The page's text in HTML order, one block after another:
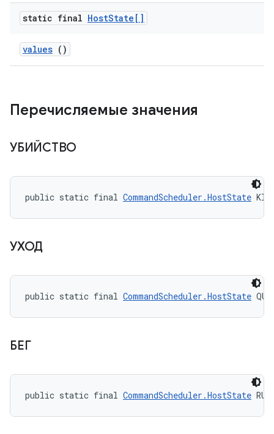
static final HostState[]
values ()
Перечисляемые значения
УБИЙСТВО
public static final CommandScheduler.HostState
УХОД
public static final CommandScheduler.HostState
БЕГ
public static final CommandScheduler.HostState